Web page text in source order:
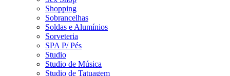
Shopping
Sobrancelhas
Soldas e Alumínios
Sorveteria
SPA P/ Pés
Studio
Studio de Música
Studio de Tatuagem